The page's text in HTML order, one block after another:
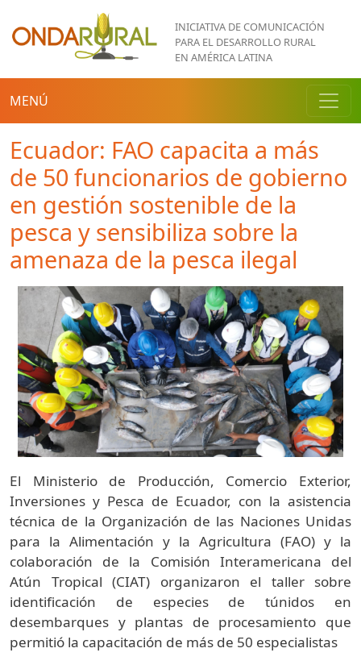
Pasar al contenido principal
INICIATIVA DE COMUNICACIÓN
PARA EL DESARROLLO RURAL
EN AMÉRICA LATINA
MENÚ
Ecuador: FAO capacita a más
de 50 funcionarios de gobierno
en gestión sostenible de la
pesca y sensibiliza sobre la
amenaza de la pesca ilegal
El Ministerio de Producción, Comercio Exterior,
Inversiones y Pesca de Ecuador, con la asistencia
técnica de la Organización de las Naciones Unidas
para la Alimentación y la Agricultura (FAO) y la
colaboración de la Comisión Interamericana del
Atún Tropical (CIAT) organizaron el taller sobre
identificación de especies de túnidos en
desembarques y plantas de procesamiento que
permitió la capacitación de más de 50 especialistas